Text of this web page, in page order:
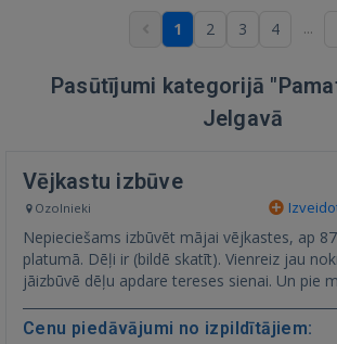
1 2 3 4 ...
Pasūtījumi kategorijā
Jelgavā
Vējkastu izbūve
Ozolnieki
Nepieciešams izbūvēt mājai vējkastes, ap
platumā. Dēļi ir (bildē skatīt). Vienreiz jau
jāizbūvē dēļu apdare tereses sienai. Un pie
Cenu piedāvājumi no izpildītājiem: